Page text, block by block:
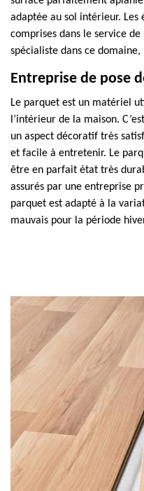
adaptée au sol intérieur. Les
comprises dans le service
spécialiste dans ce domaine,
Entreprise de pose
Le parquet est un matériel
l’intérieur de la maison.
un aspect décoratif très
et facile à entretenir. Le
être en parfait état très
assurés par une entreprise
parquet est adapté à la
mauvais pour la période